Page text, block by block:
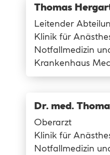
Thomas
Leitender
Klinik für
Notfallmedizin
Krankenhaus
Dr. med.
Oberarzt
Klinik für
Notfallmedizin